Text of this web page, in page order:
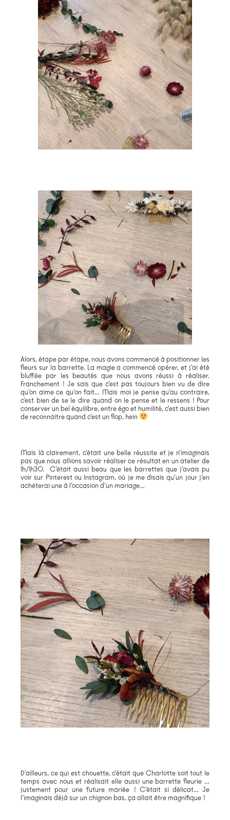
Alors, étape par étape, nous avons commencé à positionner les
fleurs sur la barrette. La magie a commencé opérer, et j’ai été
bluffée par les beautés que nous avons réussi à réaliser.
Franchement ! Je sais que c’est pas toujours bien vu de dire
qu’on aime ce qu’on fait… Mais moi je pense qu’au contraire,
c’est bien de se le dire quand on le pense et le ressens ! Pour
conserver un bel équilibre, entre égo et humilité, c’est aussi bien
de reconnaitre quand c’est un flop, hein
Mais là clairement, c’était une belle réussite et je n’imaginais
pas que nous allions savoir réaliser ce résultat en un atelier de
1h/1h30. C’était aussi beau que les barrettes que j’avais pu
voir sur Pinterest ou Instagram, où je me disais qu’un jour j’en
achèterai une à l’occasion d’un mariage…
D’ailleurs, ce qui est chouette, c’était que Charlotte soit tout le
temps avec nous et réalisait elle aussi une barrette fleurie …
justement pour une future mariée ! C’était si délicat… Je
l’imaginais déjà sur un chignon bas, ça allait être magnifique !